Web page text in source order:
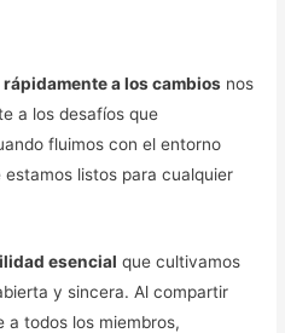
a los cambios nos
a los desafíos que
fluimos con el entorno
listos para cualquier
esencial que cultivamos
y sincera. Al compartir
todos los miembros,